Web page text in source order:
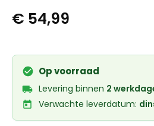
€ 54,99
Op voorraad
Levering binnen 2
Verwachte leverdatum: